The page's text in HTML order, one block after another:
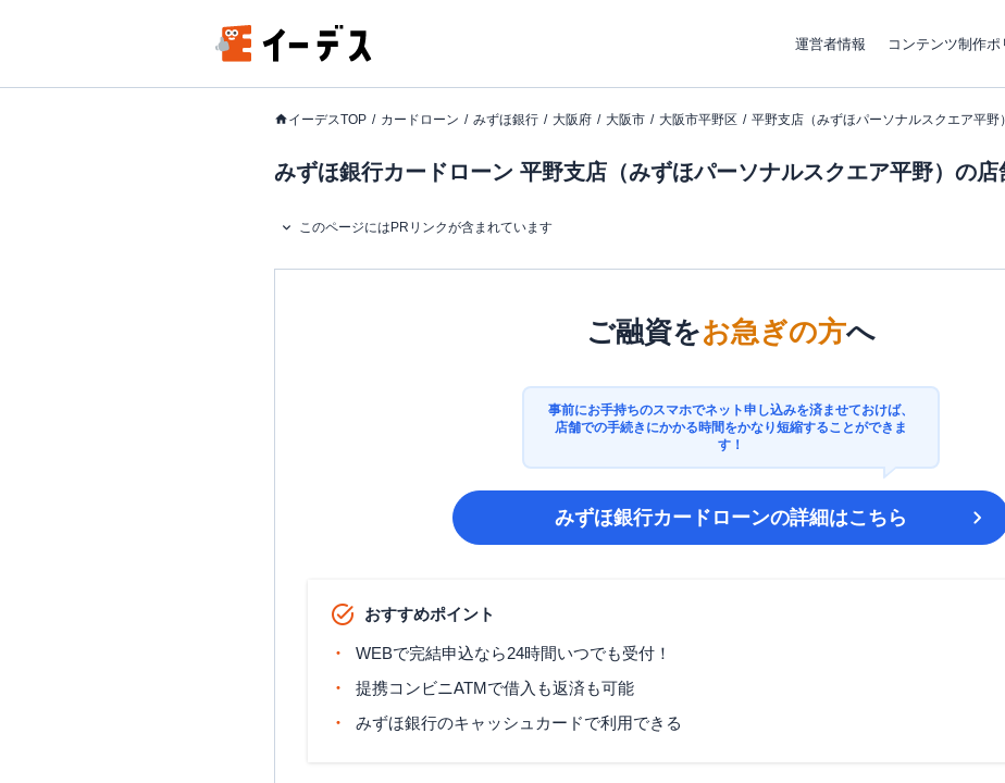
運営者情報 コンテンツ制作ポ
イーデスTOP カードローン みずほ銀行 大阪府 大阪市 大阪市平野区 平野支店（みずほパーソナルスクエア平野）
みずほ銀行カードローン 平野支店（みずほパーソナルスクエア平野）の店
このページにはPRリンクが含まれています
ご融資をお急ぎの方へ
事前にお手持ちのスマホでネット申し込みを済ませておけば、
店舗での手続きにかかる時間をかなり短縮することができま
す！
みずほ銀行カードローンの詳細はこちら
おすすめポイント
WEBで完結申込なら24時間いつでも受付！
提携コンビニATMで借入も返済も可能
みずほ銀行のキャッシュカードで利用できる